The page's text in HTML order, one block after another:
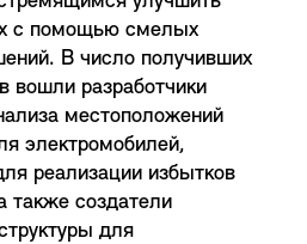
с помощью смелых
В число получивших
вошли разработчики
местоположений
электромобилей,
реализации избытков
также создатели
для